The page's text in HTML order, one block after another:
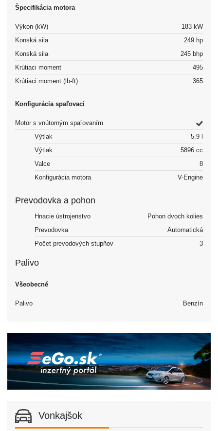
Špecifikácia motora
Výkon (kW)
183 kW
Konská sila
249 hp
Konská sila
245 bhp
Krútiaci moment
495
Krútiaci moment (lb-ft)
365
Konfigurácia spaľovací
Motor s vnútorným spaľovaním
Výtlak
5.9 l
Výtlak
5896 cc
Valce
8
Konfigurácia motora
V-Engine
Prevodovka a pohon
Hnacie ústrojenstvo
Pohon dvoch kolies
Prevodovka
Automatická
Počet prevodových stupňov
3
Palivo
Všeobecné
Palivo Benzín
Vonkajšok